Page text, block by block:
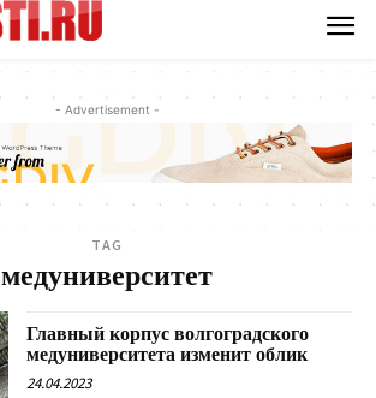
- Advertisement -
TAG
медуниверситет
Главный корпус волгоградского
медуниверситета изменит облик
24.04.2023